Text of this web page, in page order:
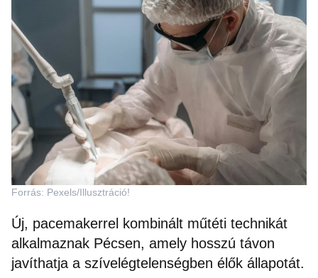
Forrás: Pexels/Illusztráció!
Új, pacemakerrel kombinált műtéti technikát
alkalmaznak Pécsen, amely hosszú távon
javíthatja a szívelégtelenségben élők állapotát.